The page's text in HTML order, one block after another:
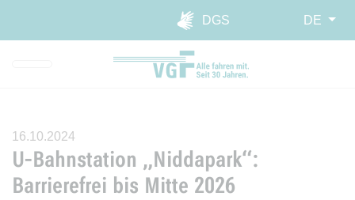
Direkt zur Hauptnavigation
Direkt zum Inhalt springen
Webseiten-Barriere melden
DGS
DE
16.10.2024
U-Bahnstation „Niddapark“:
Barrierefrei bis Mitte 2026